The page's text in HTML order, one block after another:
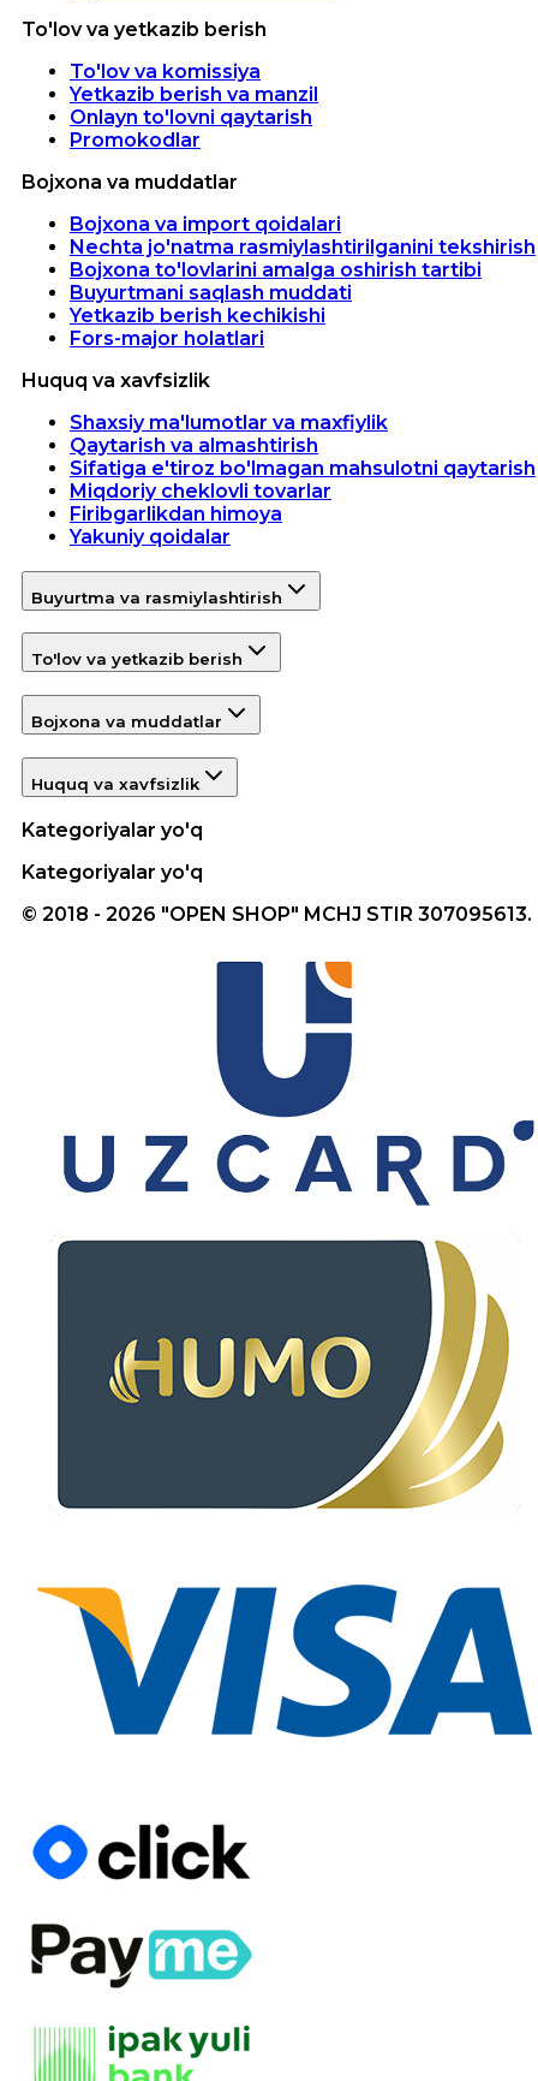
To'lov va yetkazib berish
To'lov va komissiya
Yetkazib berish va manzil
Onlayn to'lovni qaytarish
Promokodlar
Bojxona va muddatlar
Bojxona va import qoidalari
Nechta jo'natma rasmiylashtirilganini tekshirish
Bojxona to'lovlarini amalga oshirish tartibi
Buyurtmani saqlash muddati
Yetkazib berish kechikishi
Fors-major holatlari
Huquq va xavfsizlik
Shaxsiy ma'lumotlar va maxfiylik
Qaytarish va almashtirish
Sifatiga e'tiroz bo'lmagan mahsulotni qaytarish
Miqdoriy cheklovli tovarlar
Firibgarlikdan himoya
Yakuniy qoidalar
Buyurtma va rasmiylashtirish
To'lov va yetkazib berish
Bojxona va muddatlar
Huquq va xavfsizlik
Kategoriyalar yo'q
Kategoriyalar yo'q
© 2018 - 2026 "OPEN SHOP" MCHJ STIR 307095613.